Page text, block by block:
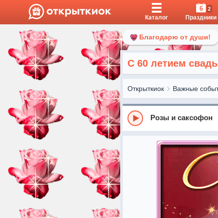
Каталог
6 2
Праздники
Благодарю от души!
С 60 летием
Открыткиок Важные
Розы и саксофон